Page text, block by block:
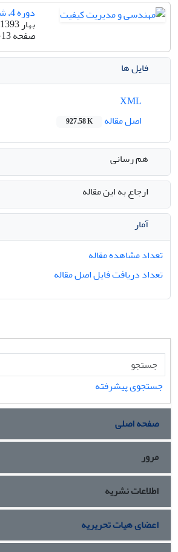
دوره 4، شماره 1
بهار 1393
صفحه
فایل ها
اصل مقاله
927.58 K
هم رسانی
ارجاع به این مقاله
آمار
تعداد مشاهده مقاله
تعداد دریافت فایل اصل مقاله
جستجوی پیشرفته
صفحه اصلی
مرور
اطلاعات نشریه
اعضای هیات تحریریه